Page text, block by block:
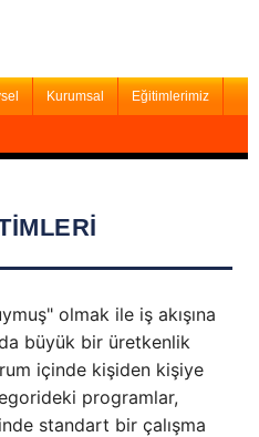
Kurumsal Eğitimlerimiz
olmak ile iş akışına
büyük bir üretkenlik
içinde kişiden kişiye
programlar,
standart bir çalışma